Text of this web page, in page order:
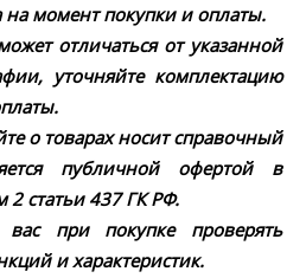
на момент покупки и оплаты.
отличаться от указанной
уточняйте комплектацию
о товарах носит справочный
публичной офертой в
2 статьи 437 ГК РФ.
при покупке проверять
и характеристик.